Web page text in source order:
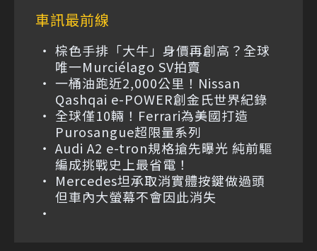
車訊最前線
棕色手排「大牛」身價再創高？全球
唯一Murciélago SV拍賣
一桶油跑近2,000公里！Nissan
Qashqai e-POWER創金氏世界紀錄
全球僅10輛！Ferrari為美國打造
Purosangue超限量系列
Audi A2 e-tron規格搶先曝光 純前驅
編成挑戰史上最省電！
Mercedes坦承取消實體按鍵做過頭
但車內大螢幕不會因此消失